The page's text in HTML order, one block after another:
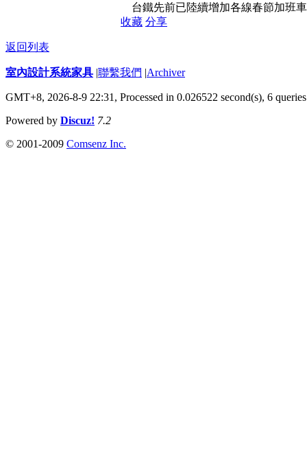
台鐵先前已陸續增加各線春節加班
收藏 分享
返回列表
室內設計系統家具 |聯繫我們 |Archiver
GMT+8, 2026-8-9 22:31, Processed in 0.026522 second(s), 6 queries
Powered by Discuz! 7.2
© 2001-2009 Comsenz Inc.